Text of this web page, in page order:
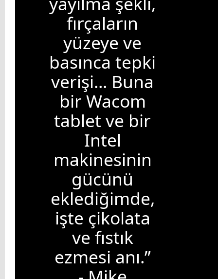
fırçaların
yüzeye ve
basınca tepki
verişi... Buna
bir Wacom
tablet ve bir
Intel
makinesinin
gücünü
eklediğimde,
işte çikolata
ve fıstık
ezmesi anı.”